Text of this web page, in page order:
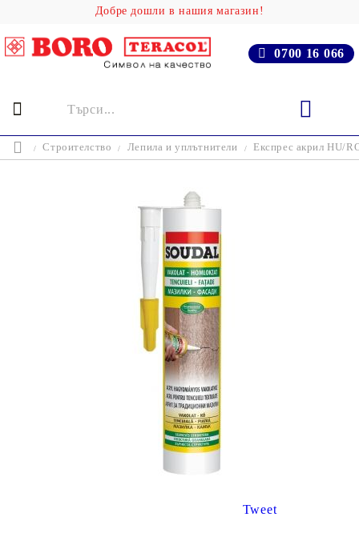
Добре дошли в нашия магазин!
0700 16 066
Строителство Лепила и уплътнители Експрес акрил HU/
Tweet